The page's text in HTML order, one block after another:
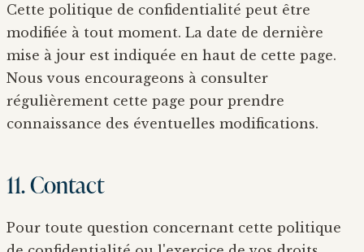
Cette politique de confidentialité peut être
modifiée à tout moment. La date de dernière
mise à jour est indiquée en haut de cette page.
Nous vous encourageons à consulter
régulièrement cette page pour prendre
connaissance des éventuelles modifications.
11. Contact
Pour toute question concernant cette politique